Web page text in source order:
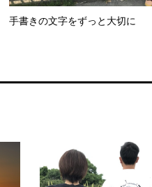
手書きの文字をずっと大切に